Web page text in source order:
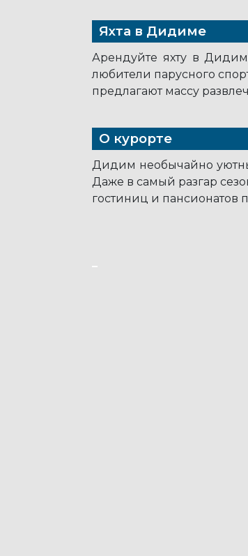
Яхта в Дидиме
Арендуйте яхту в
любители парусного
предлагают массу
О курорте
Дидим необычайно
Даже в самый разгар
гостиниц и пансионатов